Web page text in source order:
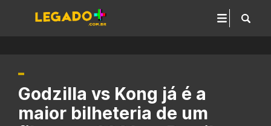
Godzilla vs Kong já é a
maior bilheteria de um